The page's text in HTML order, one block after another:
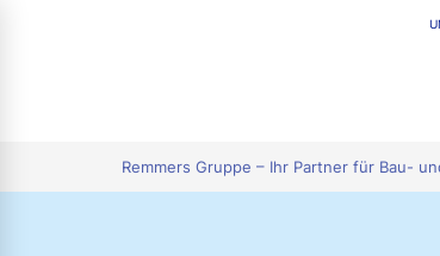
Remmers Gruppe – Ihr Partner für Bau-